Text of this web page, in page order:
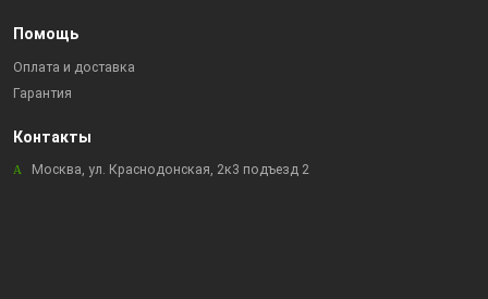
Помощь
Оплата и доставка
Гарантия
Контакты
Москва, ул. Краснодонская, 2к3 подъезд 2